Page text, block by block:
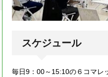
スケジュール
毎日9：00～15:10の６コマレ